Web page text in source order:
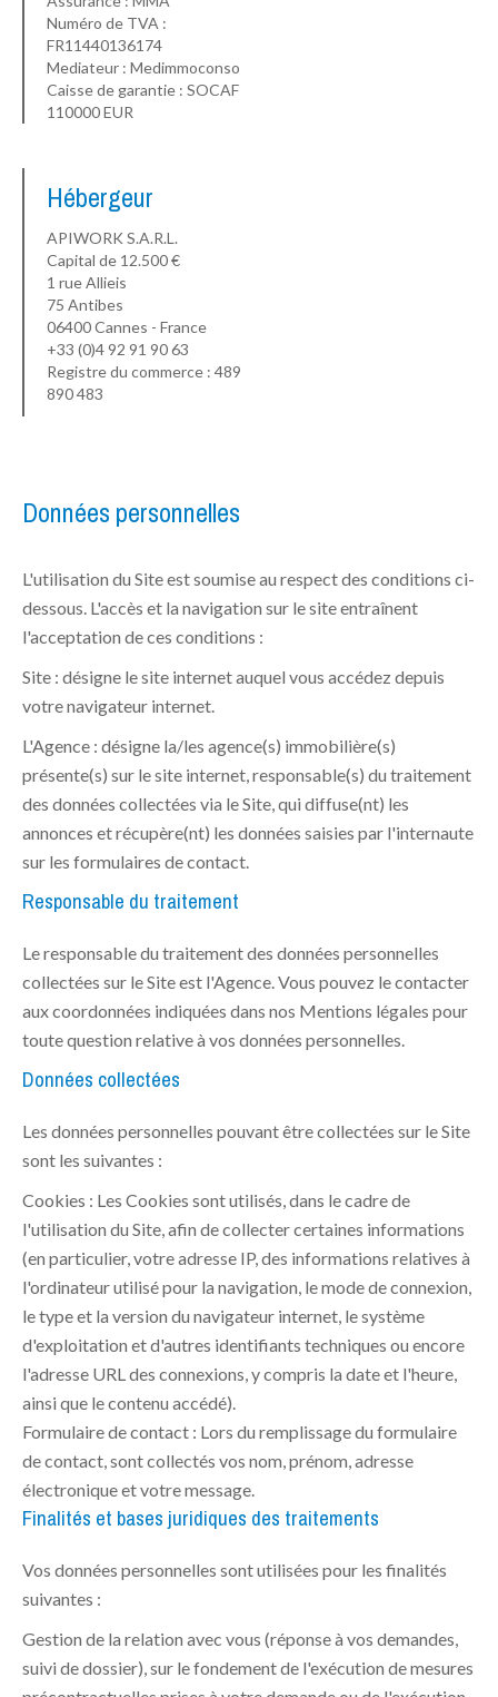
Numéro de TVA :
FR11440136174
Mediateur : Medimmoconso
Caisse de garantie : SOCAF
110000 EUR
Hébergeur
APIWORK S.A.R.L.
Capital de 12.500 €
1 rue Allieis
75 Antibes
06400 Cannes - France
+33 (0)4 92 91 90 63
Registre du commerce : 489
890 483
Données personnelles
L'utilisation du Site est soumise au respect des conditions ci-
dessous. L'accès et la navigation sur le site entraînent
l'acceptation de ces conditions :
Site : désigne le site internet auquel vous accédez depuis
votre navigateur internet.
L'Agence : désigne la/les agence(s) immobilière(s)
présente(s) sur le site internet, responsable(s) du traitement
des données collectées via le Site, qui diffuse(nt) les
annonces et récupère(nt) les données saisies par l'internaute
sur les formulaires de contact.
Responsable du traitement
Le responsable du traitement des données personnelles
collectées sur le Site est l'Agence. Vous pouvez le contacter
aux coordonnées indiquées dans nos Mentions légales pour
toute question relative à vos données personnelles.
Données collectées
Les données personnelles pouvant être collectées sur le Site
sont les suivantes :
Cookies : Les Cookies sont utilisés, dans le cadre de
l'utilisation du Site, afin de collecter certaines informations
(en particulier, votre adresse IP, des informations relatives à
l'ordinateur utilisé pour la navigation, le mode de connexion,
le type et la version du navigateur internet, le système
d'exploitation et d'autres identifiants techniques ou encore
l'adresse URL des connexions, y compris la date et l'heure,
ainsi que le contenu accédé).
Formulaire de contact : Lors du remplissage du formulaire
de contact, sont collectés vos nom, prénom, adresse
électronique et votre message.
Finalités et bases juridiques des traitements
Vos données personnelles sont utilisées pour les finalités
suivantes :
Gestion de la relation avec vous (réponse à vos demandes,
suivi de dossier), sur le fondement de l'exécution de mesures